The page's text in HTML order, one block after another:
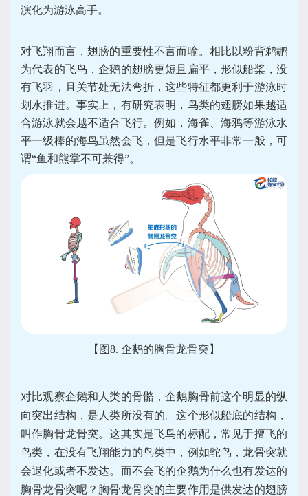
演化为游泳高手。
对飞翔而言，翅膀的重要性不言而喻。相比以粉背鹈鹕
为代表的飞鸟，企鹅的翅膀更短且扁平，形似船桨，没
有飞羽，且关节处无法弯折，这些特征都更利于游泳时
划水推进。事实上，有研究表明，鸟类的翅膀如果越适
合游泳就会越不适合飞行。例如，海雀、海鸦等游泳水
平一级棒的海鸟虽然会飞，但是飞行水平非常一般，可
谓“鱼和熊掌不可兼得”。
【图8. 企鹅的胸骨龙骨突】
对比观察企鹅和人类的骨骼，企鹅胸骨前这个明显的纵
向突出结构，是人类所没有的。这个形似船底的结构，
叫作胸骨龙骨突。这其实是飞鸟的标配，常见于擅飞的
鸟类，在没有飞翔能力的鸟类中，例如鸵鸟，龙骨突就
会退化或者不发达。而不会飞的企鹅为什么也有发达的
胸骨龙骨突呢？胸骨龙骨突的主要作用是供发达的翅膀